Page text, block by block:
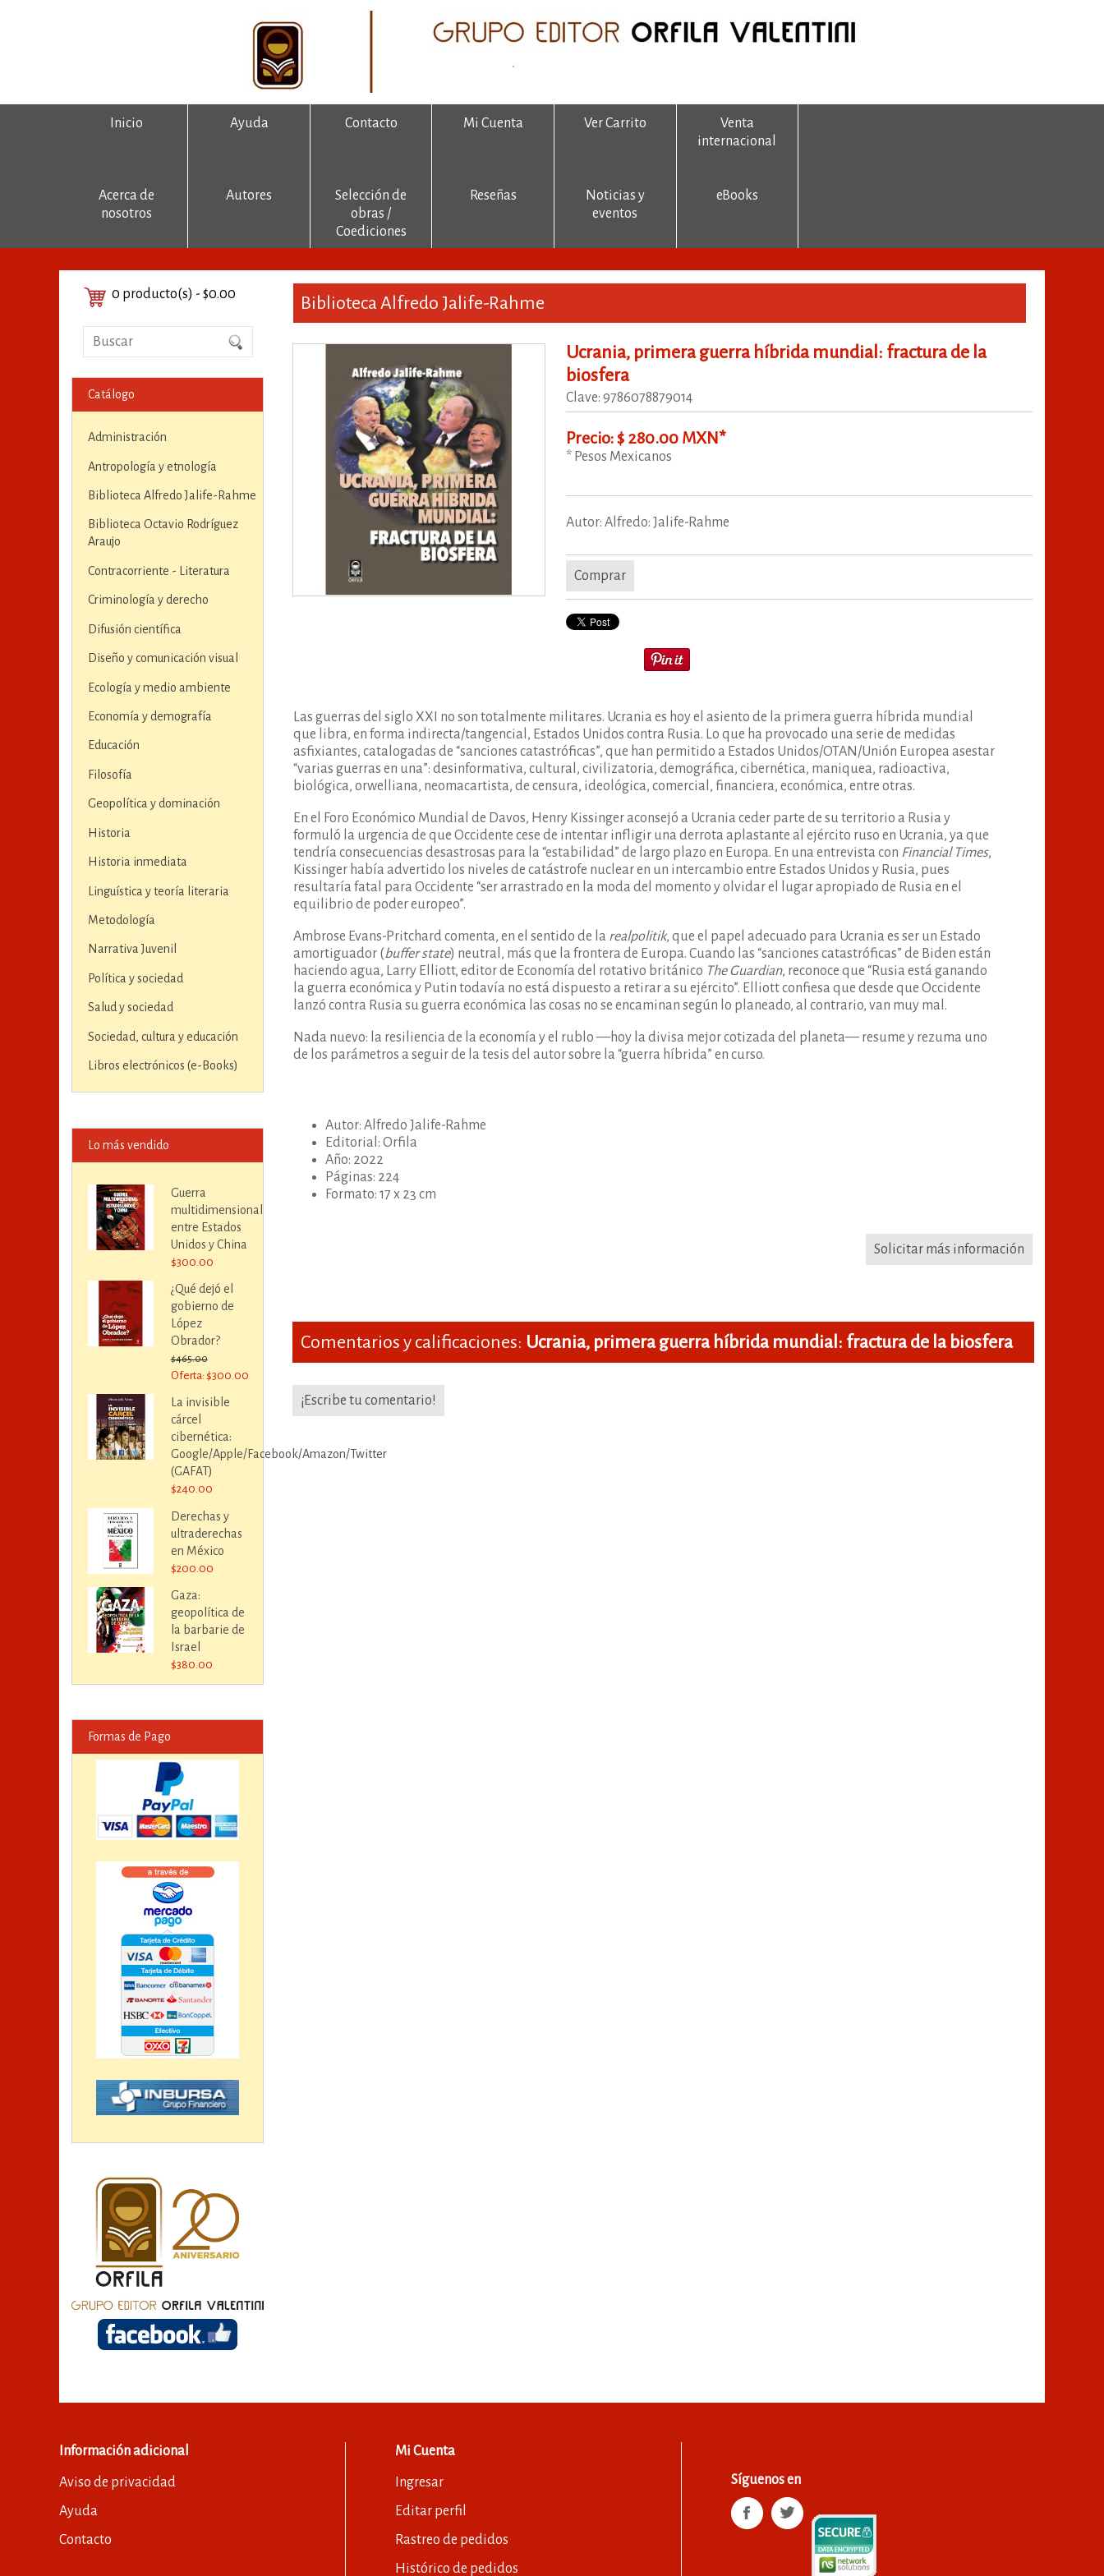
Inicio Ayuda Contacto Mi Cuenta Ver Carrito
Venta
internacional
Acerca de
nosotros
Autores
Selección de
obras /
Coediciones
Reseñas
Noticias y
eventos
eBooks
0 producto(s) - $0.00
Catálogo
Administración
Antropología y etnología
Biblioteca Alfredo Jalife-Rahme
Biblioteca Octavio Rodríguez
Araujo
Contracorriente - Literatura
Criminología y derecho
Difusión científica
Diseño y comunicación visual
Ecología y medio ambiente
Economía y demografía
Educación
Filosofía
Geopolítica y dominación
Historia
Historia inmediata
Linguística y teoría literaria
Metodología
Narrativa Juvenil
Política y sociedad
Salud y sociedad
Sociedad, cultura y educación
Libros electrónicos (e-Books)
Lo más vendido
Guerra
multidimensional
entre Estados
Unidos y China
$300.00
¿Qué dejó el
gobierno de
López
Obrador?
$465.00
Oferta: $300.00
La invisible
cárcel
cibernética:
Google/Apple/Facebook/Amazon/Twitter
(GAFAT)
$240.00
Derechas y
ultraderechas
en México
$200.00
Gaza:
geopolítica de
la barbarie de
Israel
$380.00
Formas de Pago
Biblioteca Alfredo Jalife-Rahme
Ucrania, primera guerra híbrida mundial: fractura de la
biosfera
Clave: 9786078879014
Precio: $ 280.00 MXN*
* Pesos Mexicanos
Autor: Alfredo: Jalife-Rahme
Comprar
Las guerras del siglo XXI no son totalmente militares. Ucrania es hoy el asiento de la primera guerra híbrida mundial
que libra, en forma indirecta/tangencial, Estados Unidos contra Rusia. Lo que ha provocado una serie de medidas
asfixiantes, catalogadas de “sanciones catastróficas”, que han permitido a Estados Unidos/OTAN/Unión Europea asestar
“varias guerras en una”: desinformativa, cultural, civilizatoria, demográfica, cibernética, maniquea, radioactiva,
biológica, orwelliana, neomacartista, de censura, ideológica, comercial, financiera, económica, entre otras.
En el Foro Económico Mundial de Davos, Henry Kissinger aconsejó a Ucrania ceder parte de su territorio a Rusia y
formuló la urgencia de que Occidente cese de intentar infligir una derrota aplastante al ejército ruso en Ucrania, ya que
tendría consecuencias desastrosas para la “estabilidad” de largo plazo en Europa. En una entrevista con Financial Times,
Kissinger había advertido los niveles de catástrofe nuclear en un intercambio entre Estados Unidos y Rusia, pues
resultaría fatal para Occidente “ser arrastrado en la moda del momento y olvidar el lugar apropiado de Rusia en el
equilibrio de poder europeo”.
Ambrose Evans-Pritchard comenta, en el sentido de la realpolitik, que el papel adecuado para Ucrania es ser un Estado
amortiguador (buffer state) neutral, más que la frontera de Europa. Cuando las “sanciones catastróficas” de Biden están
haciendo agua, Larry Elliott, editor de Economía del rotativo británico The Guardian, reconoce que “Rusia está ganando
la guerra económica y Putin todavía no está dispuesto a retirar a su ejército”. Elliott confiesa que desde que Occidente
lanzó contra Rusia su guerra económica las cosas no se encaminan según lo planeado, al contrario, van muy mal.
Nada nuevo: la resiliencia de la economía y el rublo —hoy la divisa mejor cotizada del planeta— resume y rezuma uno
de los parámetros a seguir de la tesis del autor sobre la “guerra híbrida” en curso.
Autor: Alfredo Jalife-Rahme
Editorial: Orfila
Año: 2022
Páginas: 224
Formato: 17 x 23 cm
Solicitar más información
Comentarios y calificaciones: Ucrania, primera guerra híbrida mundial: fractura de la biosfera
¡Escribe tu comentario!
Información adicional
Aviso de privacidad
Ayuda
Contacto
Mi Cuenta
Ingresar
Editar perfil
Rastreo de pedidos
Histórico de pedidos
Síguenos en